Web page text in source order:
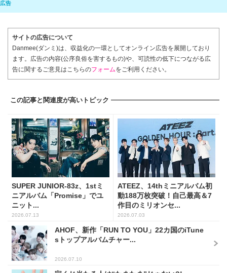
サイトの広告について
Danmee(ダンミ)は、収益化の一環としてオンライン広告を展開しており
ます。広告の内容(公序良俗を害するもの)や、可読性の低下につながる広
告に関するご意見はこちらのフォームをご利用ください。
この記事と関連度が高いトピック
SUPER JUNIOR-83z、1stミ
ニアルバム「Promise」でユ
ニット...
2026.07.13
ATEEZ、14thミニアルバム初
動188万枚突破！自己最高＆7
作目のミリオンセ...
2026.07.03
AHOF、新作「RUN TO YOU」22カ国のiTune
sトップアルバムチャー...
2026.07.10